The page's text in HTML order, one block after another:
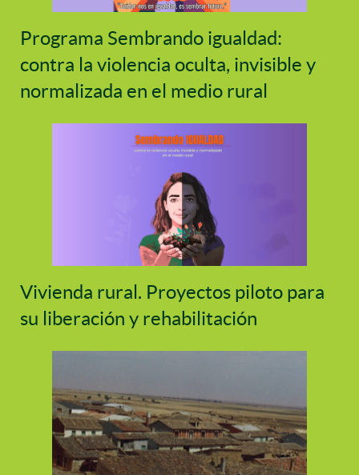
Programa Sembrando igualdad:
contra la violencia oculta, invisible y
normalizada en el medio rural
Vivienda rural. Proyectos piloto para
su liberación y rehabilitación